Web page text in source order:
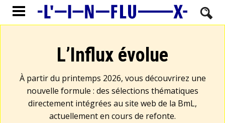
L’Influx évolue
À partir du printemps 2026, vous découvrirez une
nouvelle formule : des sélections thématiques
directement intégrées au site web de la BmL,
actuellement en cours de refonte.